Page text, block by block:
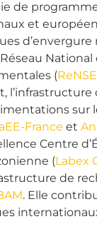
de
et
d’envergure
National
(
l’infrastructure
sur
France et
Centre
(Labex
de
. Elle